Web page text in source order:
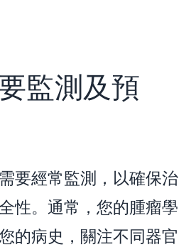
監測及預
要經常監測，以確保治
性。通常，您的腫瘤學
的病史，關注不同器官